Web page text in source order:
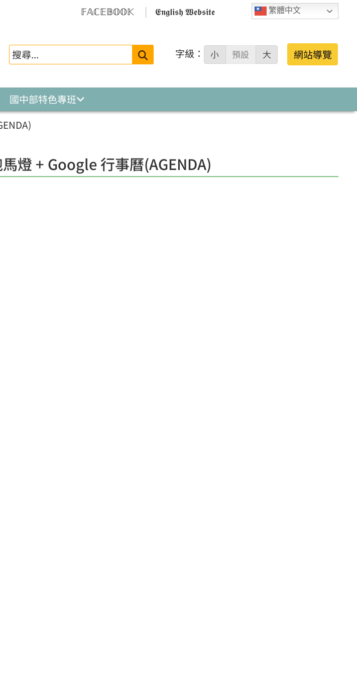
繁體中文
𝔽𝔸ℂ𝔼𝔹𝕆𝕆𝕂 𝕰𝖓𝖌𝖑𝖎𝖘𝖍 𝖂𝖊𝖇𝖘𝖎𝖙𝖊
搜
字級： 小 預設 大 網站導覽
國中部特色專班
燈 + Google 行事曆(AGENDA)